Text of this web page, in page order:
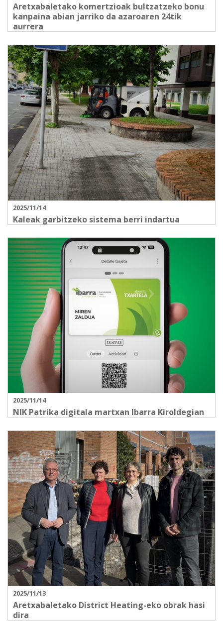
Aretxabaletako komertzioak bultzatzeko bonu
kanpaina abian jarriko da azaroaren 24tik
aurrera
2025/11/14
Kaleak garbitzeko sistema berri indartua
2025/11/14
NIK Patrika digitala martxan Ibarra Kiroldegian
2025/11/13
Aretxabaletako District Heating-eko obrak hasi
dira